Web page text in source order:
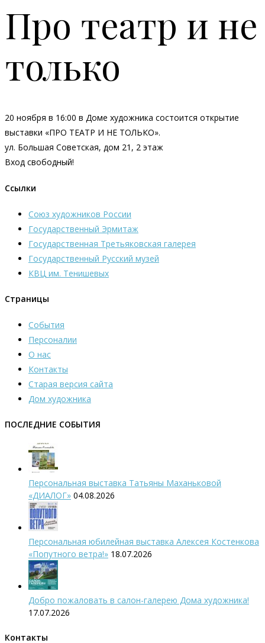
Про театр и не
только
20 ноября в 16:00 в Доме художника состоится открытие
выставки «ПРО ТЕАТР И НЕ ТОЛЬКО».
ул. Большая Советская, дом 21, 2 этаж
Вход свободный!
Ссылки
Союз художников России
Государственный Эрмитаж
Государственная Третьяковская галерея
Государственный Русский музей
КВЦ им. Тенишевых
Страницы
События
Персоналии
О нас
Контакты
Старая версия сайта
Дом художника
ПОСЛЕДНИЕ СОБЫТИЯ
Персональная выставка Татьяны Маханьковой
«ДИАЛОГ» 04.08.2026
Персональная юбилейная выставка Алексея Костенкова
«Попутного ветра!» 18.07.2026
Добро пожаловать в салон-галерею Дома художника!
17.07.2026
Контакты